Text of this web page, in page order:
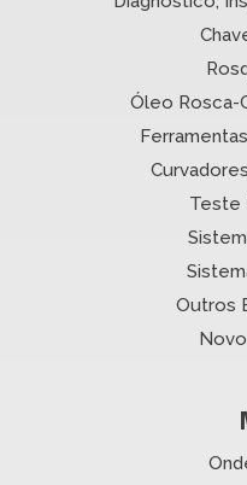
Óleo Rosca-
Teste
Outros